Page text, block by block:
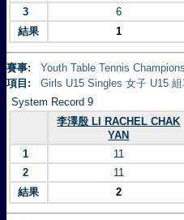
3
6
結果
1
賽事:
Youth Table Tennis
項目:
Girls U15 Singles 女子 U15
System Record 9
李澤殷 LI RACHEL CHAK
YAN
1
11
2
11
結果
2